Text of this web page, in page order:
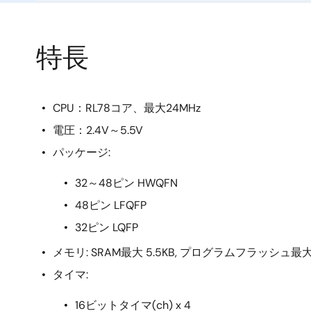
特長
CPU：RL78コア、最大24MHz
電圧：2.4V～5.5V
パッケージ:
32～48ピン HWQFN
48ピン LFQFP
32ピン LQFP
メモリ: SRAM最大 5.5KB, プログラムフラッシュ最
タイマ:
16ビットタイマ(ch) x 4